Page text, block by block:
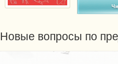
Новые вопросы по